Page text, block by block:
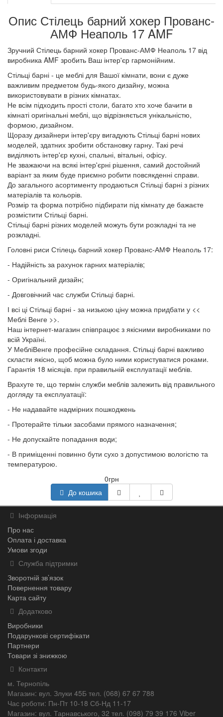
Опис Стілець барний хокер Прованс-
АМФ Неаполь 17 AMF
Зручний Стілець барний хокер Прованс-АМФ Неаполь 17 від
виробника AMF зробить Ваш інтер'єр гармонійним.
Стільці барні - це меблі для Вашої кімнати, вони є дуже
важливим предметом будь-якого дизайну, можна
використовувати в різних кімнатах.
Не всім підходить прості столи, багато хто хоче бачити в
кімнаті оригінальні меблі, що відрізняється унікальністю,
формою, дизайном.
Щоразу дизайнери інтер'єру вигадують Стільці барні нових
моделей, здатних зробити обстановку гарну. Такі речі
виділяють інтер'єр кухні, спальні, вітальні, офісу.
Не зважаючи на всякі інтер'єрні рішення, самий достойний
варіант за яким буде приємно робити повсякденні справи.
До загального асортименту продаються Стільці барні з різних
матеріалів та кольорів.
Розмір та форма потрібно підбирати під кімнату де бажаєте
розмістити Стільці барні.
Стільці барні різних моделей можуть бути розкладні та не
розкладні.
Головні риси Стілець барний хокер Прованс-АМФ Неаполь 17:
- Надійність за рахунок гарних матеріалів;
- Оригінальний дизайн;
- Довговічний час служби Стільці барні.
І всі ці Стільці барні - за низькою ціну можна придбати у <<
Меблі Венге >>.
Наш інтернет-магазин співпрацює з якісними виробниками по
всій Україні.
У МебліВенге професійне складання. Стільці барні важливо
скласти якісно, щоб можна було ними користуватися роками.
Гарантія 18 місяців. при правильній експлуатації меблів.
Врахуте те, що термін служби меблів залежить від правильного
догляду та експлуатації:
- Не надавайте надмірних пошкоджень
- Протерайте тільки засобами прямого назначення;
- Не допускайте попадання води;
- В приміщенні повинно бути сухо з допустимою вологістю та
температурою.
0грн
До кошика
Інформація
Про нас
Оплата і доставка
Умови згоди
Служба підтримки
Зворотній зв’язок
Повернення товару
Карта сайту
Додатково
Виробники
Подарункові сертифікати
Партнери
Товари зі знижкою
Контакти
м. Тернопіль
Магазин: вул. Злуки 45Б тел. (068) 67 67 788
Час роботи: Пн-Пт 10-18 Сб-Нд 11-17
Магазин: вул. Тарнавського, 32 тел. (098) 79 39 176 Viber